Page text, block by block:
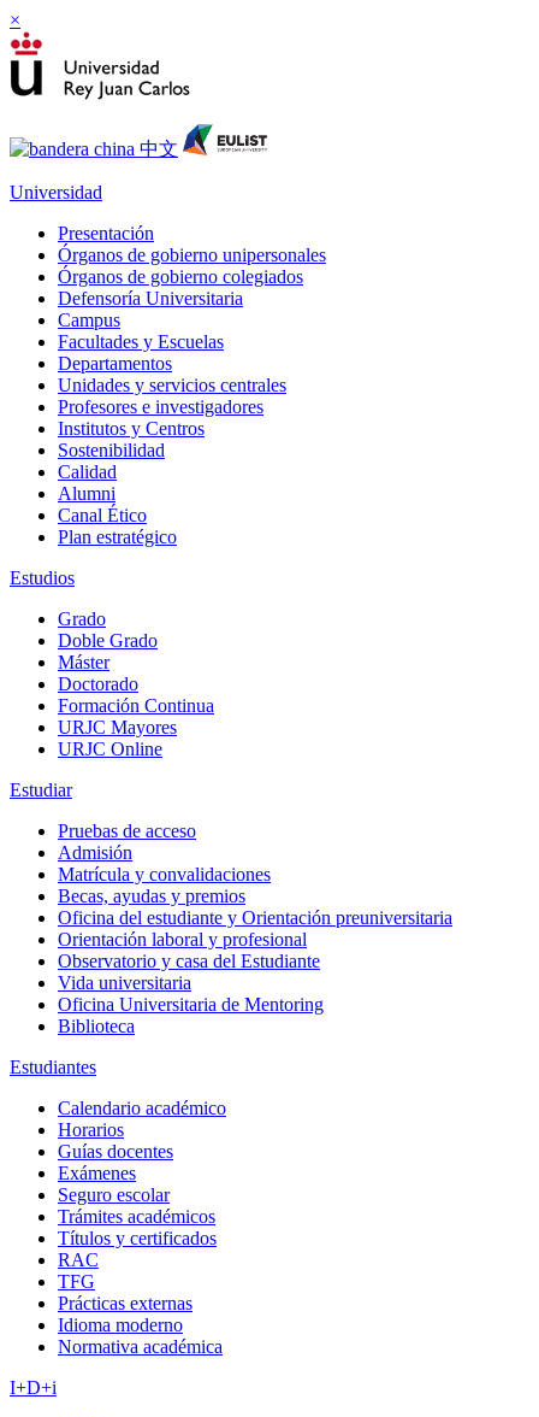
×
Universidad
Presentación
Órganos de gobierno unipersonales
Órganos de gobierno colegiados
Defensoría Universitaria
Campus
Facultades y Escuelas
Departamentos
Unidades y servicios centrales
Profesores e investigadores
Institutos y Centros
Sostenibilidad
Calidad
Alumni
Canal Ético
Plan estratégico
Estudios
Grado
Doble Grado
Máster
Doctorado
Formación Continua
URJC Mayores
URJC Online
Estudiar
Pruebas de acceso
Admisión
Matrícula y convalidaciones
Becas, ayudas y premios
Oficina del estudiante y Orientación preuniversitaria
Orientación laboral y profesional
Observatorio y casa del Estudiante
Vida universitaria
Oficina Universitaria de Mentoring
Biblioteca
Estudiantes
Calendario académico
Horarios
Guías docentes
Exámenes
Seguro escolar
Trámites académicos
Títulos y certificados
RAC
TFG
Prácticas externas
Idioma moderno
Normativa académica
I+D+i